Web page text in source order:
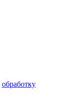
обработку